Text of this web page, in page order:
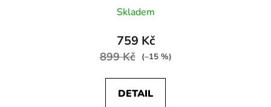
Skladem
759 Kč
899 Kč (–15 %)
DETAIL